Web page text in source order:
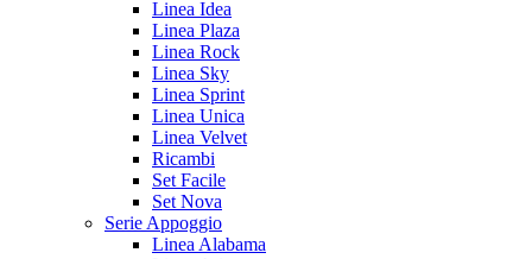
Linea Idea
Linea Plaza
Linea Rock
Linea Sky
Linea Sprint
Linea Unica
Linea Velvet
Ricambi
Set Facile
Set Nova
Serie Appoggio
Linea Alabama